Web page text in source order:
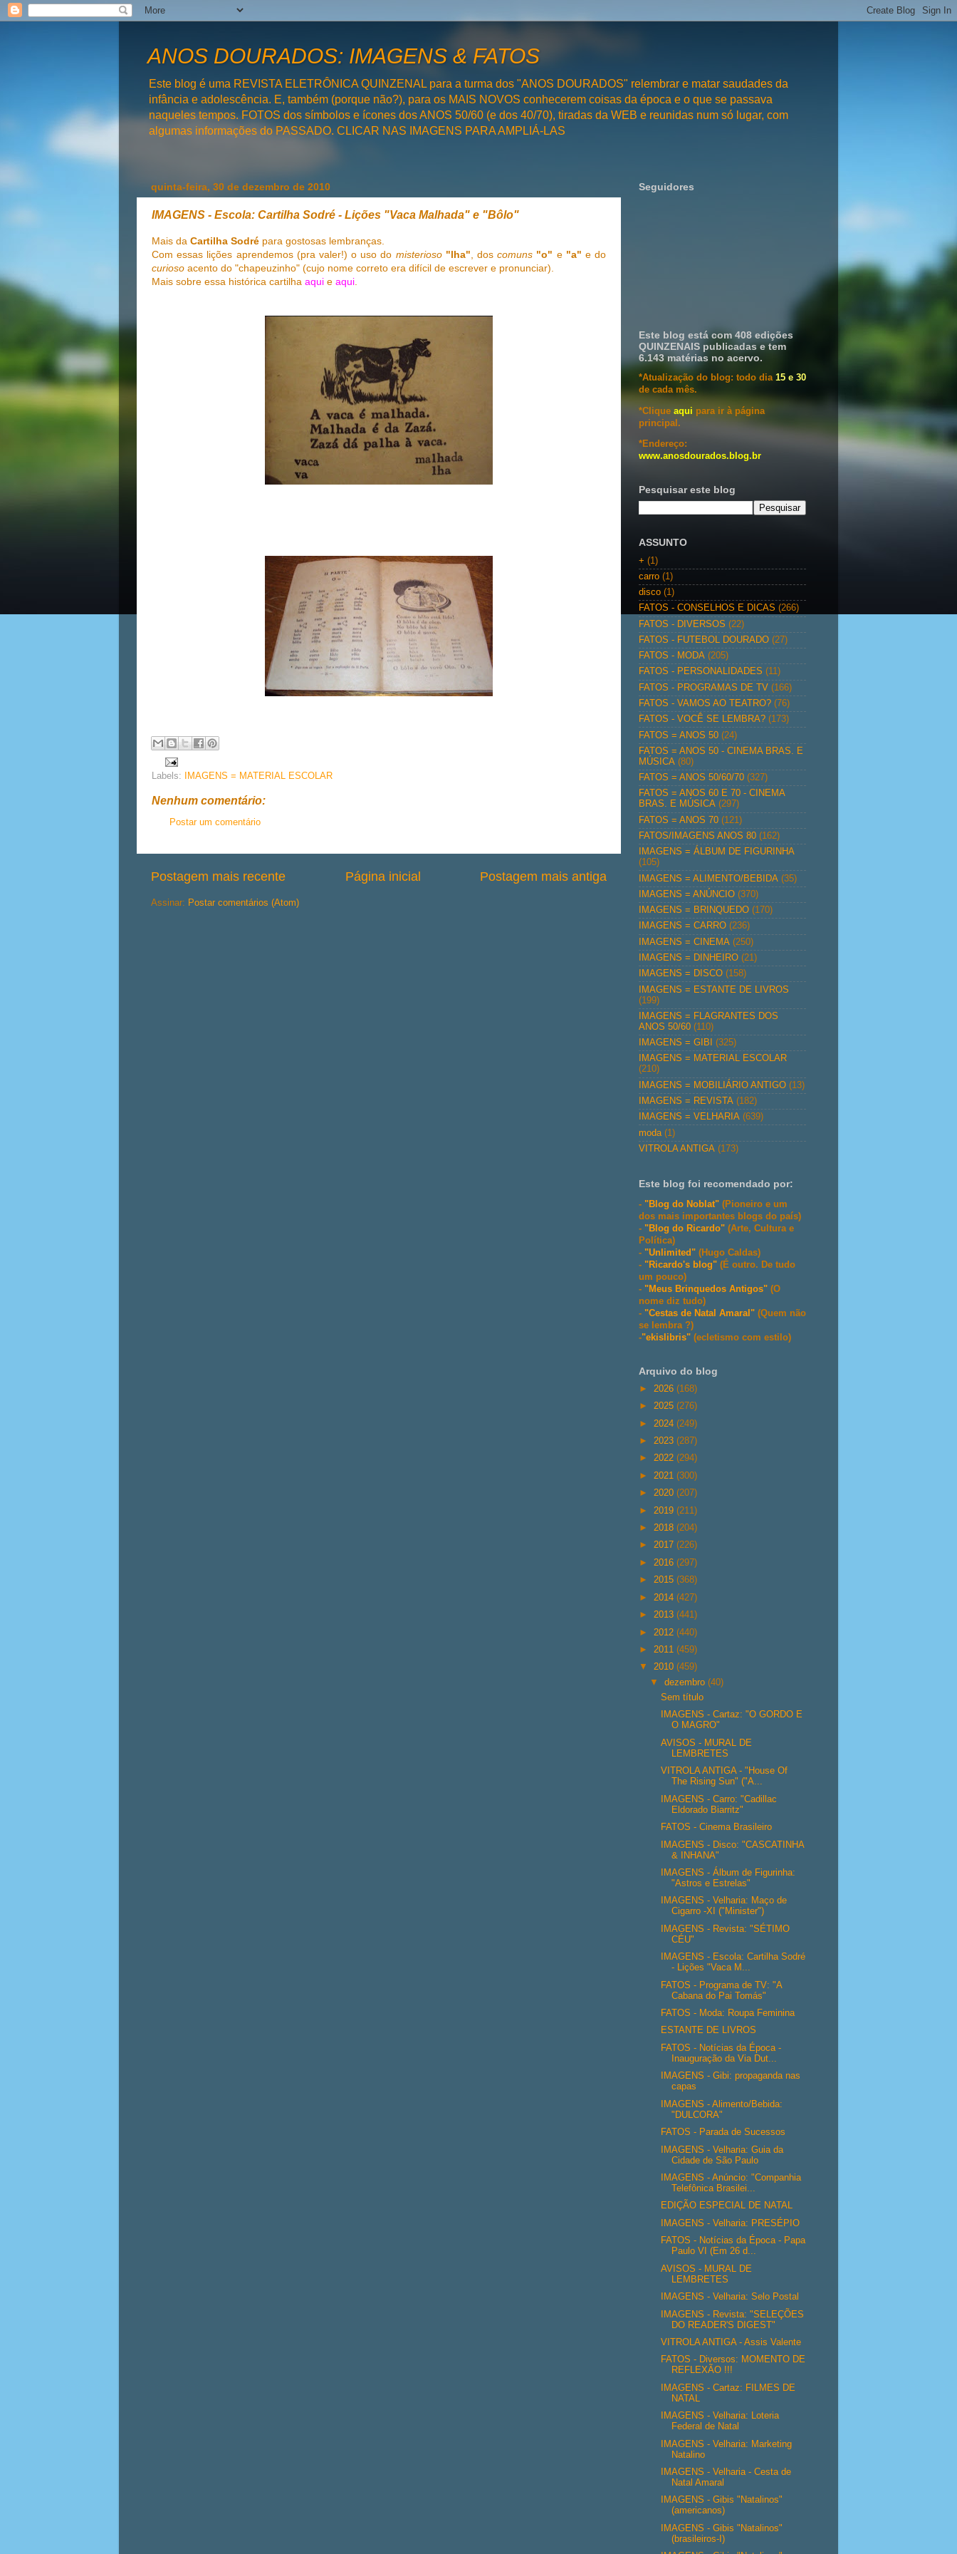
ANOS DOURADOS: IMAGENS & FATOS
Este blog é uma REVISTA ELETRÔNICA QUINZENAL para a turma dos "ANOS DOURADOS" relembrar e matar saudades da
infância e adolescência. E, também (porque não?), para os MAIS NOVOS conhecerem coisas da época e o que se passava
naqueles tempos. FOTOS dos símbolos e ícones dos ANOS 50/60 (e dos 40/70), tiradas da WEB e reunidas num só lugar, com
algumas informações do PASSADO. CLICAR NAS IMAGENS PARA AMPLIÁ-LAS
quinta-feira, 30 de dezembro de 2010
IMAGENS - Escola: Cartilha Sodré - Lições "Vaca Malhada" e "Bôlo"
Mais da Cartilha Sodré para gostosas lembranças.
Com essas lições aprendemos (pra valer!) o uso do misterioso"lha", doscomuns "o" e "a" e do
curioso acento do "chapeuzinho" (cujo nome correto era difícil de escrever e pronunciar).
Mais sobre essa histórica cartilha aqui e aqui.
Labels: IMAGENS = MATERIAL ESCOLAR
Nenhum comentário:
Postar um comentário
Postagem mais recente Postagem mais antiga
Página inicial
Assinar: Postar comentários (Atom)
Seguidores
Este blog está com 408 edições
QUINZENAIS publicadas e tem
6.143 matérias no acervo.
*Atualização do blog: todo dia 15 e 30
de cada mês.
*Clique aqui para ir à página
principal.
*Endereço:
www.anosdourados.blog.br
Pesquisar este blog
ASSUNTO
+ (1)
carro (1)
disco (1)
FATOS - CONSELHOS E DICAS (266)
FATOS - DIVERSOS (22)
FATOS - FUTEBOL DOURADO (27)
FATOS - MODA (205)
FATOS - PERSONALIDADES (11)
FATOS - PROGRAMAS DE TV (166)
FATOS - VAMOS AO TEATRO? (76)
FATOS - VOCÊ SE LEMBRA? (173)
FATOS = ANOS 50 (24)
FATOS = ANOS 50 - CINEMA BRAS. E
MÚSICA (80)
FATOS = ANOS 50/60/70 (327)
FATOS = ANOS 60 E 70 - CINEMA
BRAS. E MÚSICA (297)
FATOS = ANOS 70 (121)
FATOS/IMAGENS ANOS 80 (162)
IMAGENS = ÁLBUM DE FIGURINHA
(105)
IMAGENS = ALIMENTO/BEBIDA (35)
IMAGENS = ANÚNCIO (370)
IMAGENS = BRINQUEDO (170)
IMAGENS = CARRO (236)
IMAGENS = CINEMA (250)
IMAGENS = DINHEIRO (21)
IMAGENS = DISCO (158)
IMAGENS = ESTANTE DE LIVROS
(199)
IMAGENS = FLAGRANTES DOS
ANOS 50/60 (110)
IMAGENS = GIBI
(325)
IMAGENS = MATERIAL ESCOLAR
(210)
IMAGENS = MOBILIÁRIO ANTIGO (13)
IMAGENS = REVISTA (182)
IMAGENS = VELHARIA (639)
moda (1)
VITROLA ANTIGA (173)
Este blog foi recomendado por:
- "Blog do Noblat" (Pioneiro e um
dos mais importantes blogs do país)
- "Blog do Ricardo" (Arte, Cultura e
Política)
- "Unlimited" (Hugo Caldas)
- "Ricardo's blog" (É outro. De tudo
um pouco)
- "Meus Brinquedos Antigos" (O
nome diz tudo)
- "Cestas de Natal Amaral" (Quem não
se lembra ?)
-"ekislibris" (ecletismo com estilo)
Arquivo do blog
► 2026 (168)
► 2025 (276)
► 2024 (249)
► 2023 (287)
► 2022 (294)
► 2021 (300)
► 2020 (207)
► 2019 (211)
► 2018 (204)
► 2017 (226)
► 2016 (297)
► 2015 (368)
► 2014 (427)
► 2013 (441)
► 2012 (440)
► 2011 (459)
▼ 2010 (459)
▼dezembro(40)
Sem título
IMAGENS - Cartaz: "O GORDO E
O MAGRO"
AVISOS - MURAL DE
LEMBRETES
VITROLA ANTIGA - "House Of
The Rising Sun" ("A...
IMAGENS - Carro: "Cadillac
Eldorado Biarritz"
FATOS - Cinema Brasileiro
IMAGENS - Disco: "CASCATINHA
& INHANA"
IMAGENS - Álbum de Figurinha:
"Astros e Estrelas"
IMAGENS - Velharia: Maço de
Cigarro -XI ("Minister")
IMAGENS - Revista: "SÉTIMO
CÉU"
IMAGENS - Escola: Cartilha Sodré
- Lições "Vaca M...
FATOS - Programa de TV: "A
Cabana do Pai Tomás"
FATOS - Moda: Roupa Feminina
ESTANTE DE LIVROS
FATOS - Notícias da Época -
Inauguração da Via Dut...
IMAGENS - Gibi: propaganda nas
capas
IMAGENS - Alimento/Bebida:
"DULCORA"
FATOS - Parada de Sucessos
IMAGENS - Velharia: Guia da
Cidade de São Paulo
IMAGENS - Anúncio: "Companhia
Telefônica Brasilei...
EDIÇÃO ESPECIAL DE NATAL
IMAGENS - Velharia: PRESÉPIO
FATOS - Notícias da Época - Papa
Paulo VI (Em 26 d...
AVISOS - MURAL DE
LEMBRETES
IMAGENS - Velharia: Selo Postal
IMAGENS - Revista: "SELEÇÕES
DO READER'S DIGEST"
VITROLA ANTIGA - Assis Valente
FATOS - Diversos: MOMENTO DE
REFLEXÃO !!!
IMAGENS - Cartaz: FILMES DE
NATAL
IMAGENS - Velharia: Loteria
Federal de Natal
IMAGENS - Velharia: Marketing
Natalino
IMAGENS - Velharia - Cesta de
Natal Amaral
IMAGENS - Gibis "Natalinos"
(americanos)
IMAGENS - Gibis "Natalinos"
(brasileiros-I)